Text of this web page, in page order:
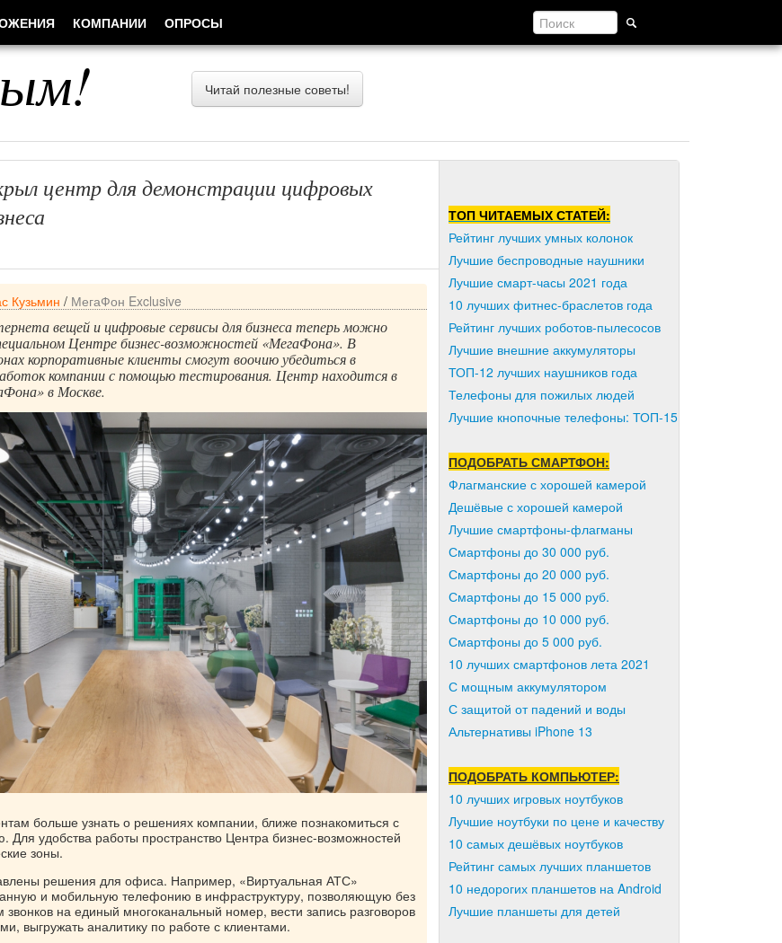
Читай полезные советы!
центр для демонстрации цифровых
Кузьмин / МегаФон Exclusive
вещей и цифровые сервисы для бизнеса теперь можно
Центре бизнес-возможностей «МегаФона». В
корпоративные клиенты смогут воочию убедиться в
компании с помощью тестирования. Центр находится в
в Москве.
больше узнать о решениях компании, ближе познакомиться с
Для удобства работы пространство Центра бизнес-возможностей
зоны.
решения для офиса. Например, «Виртуальная АТС»
и мобильную телефонию в инфраструктуру, позволяющую без
звонков на единый многоканальный номер, вести запись разговоров
выгружать аналитику по работе с клиентами.
ТОП ЧИТАЕМЫХ СТАТЕЙ:
Рейтинг лучших умных колонок
Лучшие беспроводные наушники
Лучшие смарт-часы 2021 года
10 лучших фитнес-браслетов года
Рейтинг лучших роботов-пылесосов
Лучшие внешние аккумуляторы
ТОП-12 лучших наушников года
Телефоны для пожилых людей
Лучшие кнопочные телефоны: ТОП-15
ПОДОБРАТЬ СМАРТФОН:
Флагманские с хорошей камерой
Дешёвые с хорошей камерой
Лучшие смартфоны-флагманы
Смартфоны до 30 000 руб.
Смартфоны до 20 000 руб.
Смартфоны до 15 000 руб.
Смартфоны до 10 000 руб.
Смартфоны до 5 000 руб.
10 лучших смартфонов лета 2021
С мощным аккумулятором
С защитой от падений и воды
Альтернативы iPhone 13
ПОДОБРАТЬ КОМПЬЮТЕР:
10 лучших игровых ноутбуков
Лучшие ноутбуки по цене и качеству
10 самых дешёвых ноутбуков
Рейтинг самых лучших планшетов
10 недорогих планшетов на Android
Лучшие планшеты для детей
КОМПАНИИ ОПРОСЫ